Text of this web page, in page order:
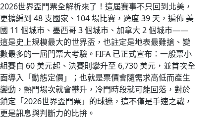
2026世界盃門票全解析來了！這屆賽事不只回到北美，
更擴編到 48 支國家、104 場比賽，跨度 39 天，遍佈 美
國 11 個城市、墨西哥 3 個城市、加拿大 2 個城市——
這是史上規模最大的世界盃，也註定是地表最難搶、變
數最多的一屆門票大考驗。FIFA 已正式宣布：一般票小
組賽自 60 美元起、決賽則攀升至 6,730 美元，並首次全
面導入「動態定價」；也就是票價會隨需求高低而產生
變動，熱門場次就會攀升，冷門時段就可能回落，對於
鎖定「2026世界盃門票」的球迷，這不僅是手速之戰，
更是訊息與判斷力的比拚。